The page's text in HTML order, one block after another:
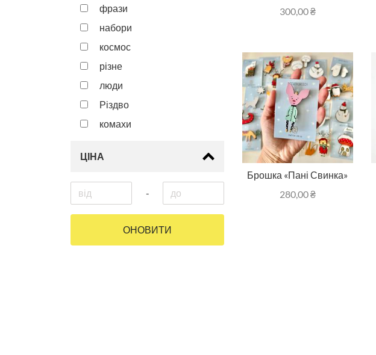
фрази
набори
космос
різне
люди
Різдво
комахи
ЦІНА
-
ОНОВИТИ
300,00₴
Брошка «Пані Свинка»
280,00₴